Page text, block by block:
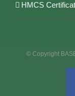
HMCS
© Copyright